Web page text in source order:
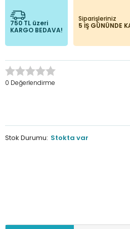
750 TL üzeri
KARGO BEDAVA!
Siparişleriniz
5 İŞ GÜNÜNDE
0 Değerlendirme
Stok Durumu: Stokta var